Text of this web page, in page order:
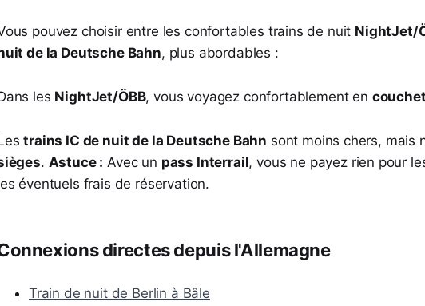
pouvez choisir entre les confortables trains de nuit NightJet/
de la Deutsche Bahn, plus abordables :
les NightJet/ÖBB, vous voyagez confortablement en
trains IC de nuit de la Deutsche Bahn sont moins chers, mais
. Astuce : Avec un pass Interrail, vous ne payez rien pour
éventuels frais de réservation.
directes depuis l'Allemagne
Train de nuit de Berlin à Bâle